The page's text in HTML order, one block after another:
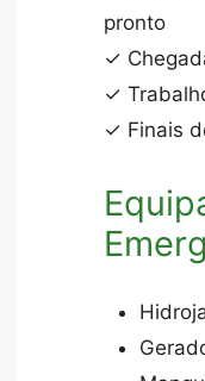
pronto
✓
✓
✓ Finais